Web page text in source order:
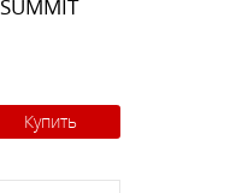
Купить